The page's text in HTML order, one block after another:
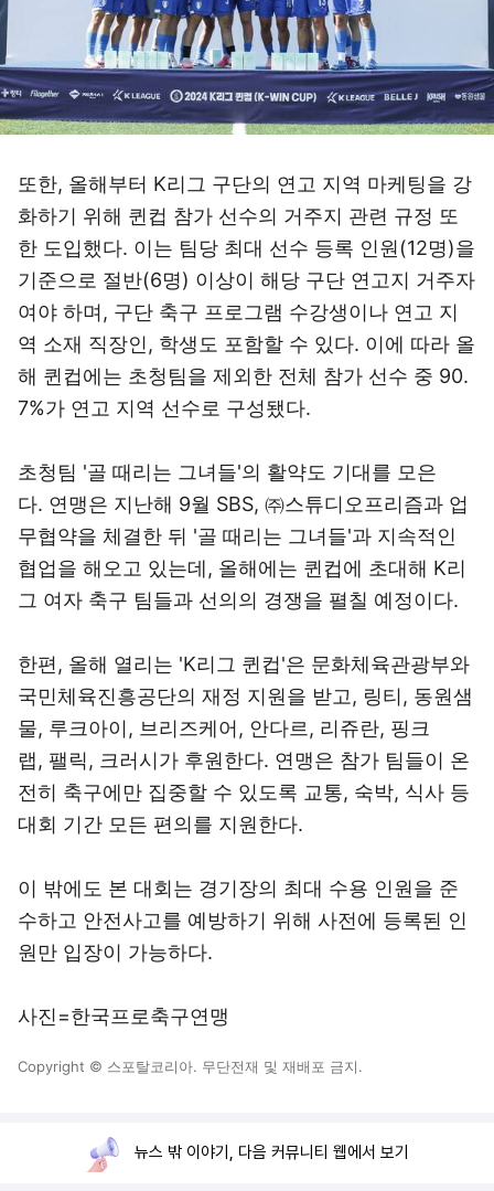
또한, 올해부터 K리그 구단의 연고 지역 마케팅을 강
화하기 위해 퀸컵 참가 선수의 거주지 관련 규정 또
한 도입했다. 이는 팀당 최대 선수 등록 인원(12명)을
기준으로 절반(6명) 이상이 해당 구단 연고지 거주자
여야 하며, 구단 축구 프로그램 수강생이나 연고 지
역 소재 직장인, 학생도 포함할 수 있다. 이에 따라 올
해 퀸컵에는 초청팀을 제외한 전체 참가 선수 중 90.
7%가 연고 지역 선수로 구성됐다.
초청팀 '골 때리는 그녀들'의 활약도 기대를 모은
다. 연맹은 지난해 9월 SBS, ㈜스튜디오프리즘과 업
무협약을 체결한 뒤 '골 때리는 그녀들'과 지속적인
협업을 해오고 있는데, 올해에는 퀸컵에 초대해 K리
그 여자 축구 팀들과 선의의 경쟁을 펼칠 예정이다.
한편, 올해 열리는 'K리그 퀸컵'은 문화체육관광부와
국민체육진흥공단의 재정 지원을 받고, 링티, 동원샘
물, 루크아이, 브리즈케어, 안다르, 리쥬란, 핑크
랩, 팰릭, 크러시가 후원한다. 연맹은 참가 팀들이 온
전히 축구에만 집중할 수 있도록 교통, 숙박, 식사 등
대회 기간 모든 편의를 지원한다.
이 밖에도 본 대회는 경기장의 최대 수용 인원을 준
수하고 안전사고를 예방하기 위해 사전에 등록된 인
원만 입장이 가능하다.
사진=한국프로축구연맹
Copyright © 스포탈코리아. 무단전재 및 재배포 금지.
뉴스 밖 이야기, 다음 커뮤니티 웹에서 보기